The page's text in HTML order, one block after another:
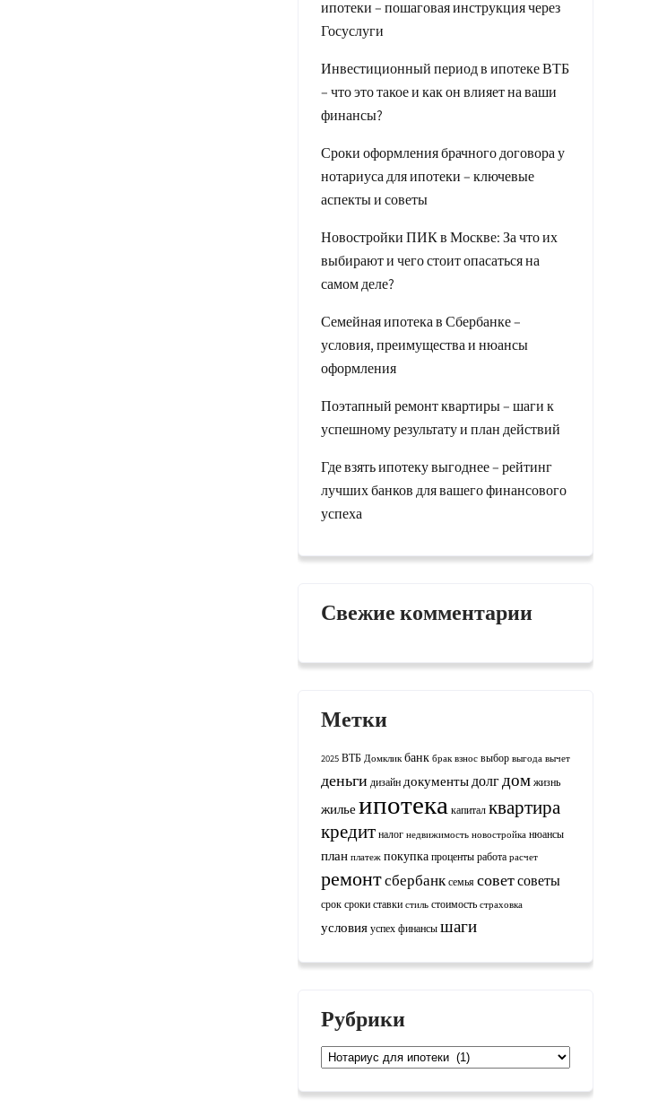
ипотеки – пошаговая инструкция через
Госуслуги
Инвестиционный период в ипотеке ВТБ
– что это такое и как он влияет на ваши
финансы?
Сроки оформления брачного договора у
нотариуса для ипотеки – ключевые
аспекты и советы
Новостройки ПИК в Москве: За что их
выбирают и чего стоит опасаться на
самом деле?
Семейная ипотека в Сбербанке –
условия, преимущества и нюансы
оформления
Поэтапный ремонт квартиры – шаги к
успешному результату и план действий
Где взять ипотеку выгоднее – рейтинг
лучших банков для вашего финансового
успеха
Свежие комментарии
Метки
2025 ВТБ Домклик банк брак взнос выбор выгода вычет
деньги дизайндокументыдолгдомжизнь
жилье ипотекакапиталквартира
кредитналог недвижимость новостройка нюансы
план платеж покупкапроцентыработа расчет
ремонтсбербанксемьясоветсоветы
сроксрокиставки стиль стоимость страховка
условияуспехфинансышаги
Рубрики
Рубрики